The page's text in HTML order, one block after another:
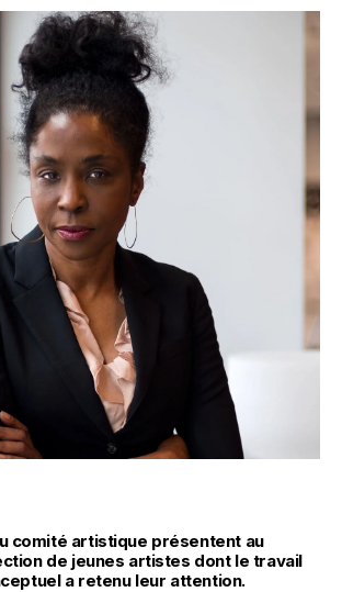
comité artistique présentent au
de jeunes artistes dont le travail
a retenu leur attention.